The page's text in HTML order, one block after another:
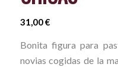
31,00€
Bonita figura para
novias cogidas de la